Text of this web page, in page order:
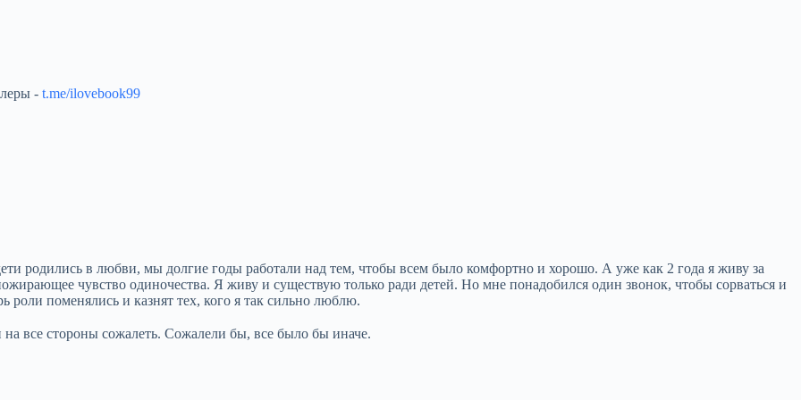
- t.me/ilovebook99
родились в любви, мы долгие годы работали над тем, чтобы всем было комфортно и хорошо. А уже как 2 года я живу за
чувство одиночества. Я живу и существую только ради детей. Но мне понадобился один звонок, чтобы сорваться и
роли поменялись и казнят тех, кого я так сильно люблю.
все стороны сожалеть. Сожалели бы, все было бы иначе.